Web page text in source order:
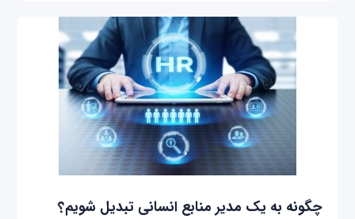
چگونه به یک مدیر منابع انسانی تبدیل شویم؟